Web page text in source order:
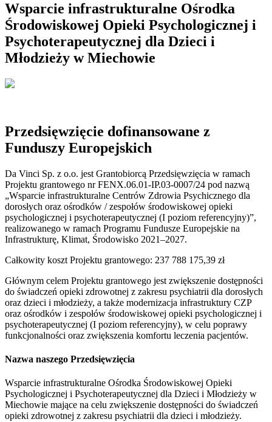
Wsparcie infrastrukturalne Ośrodka
Środowiskowej Opieki Psychologicznej i
Psychoterapeutycznej dla Dzieci i
Młodzieży w Miechowie
Przedsięwzięcie dofinansowane z
Funduszy Europejskich
Da Vinci Sp. z o.o. jest Grantobiorcą Przedsięwzięcia w ramach
Projektu grantowego nr FENX.06.01-IP.03-0007/24 pod nazwą
„Wsparcie infrastrukturalne Centrów Zdrowia Psychicznego dla
dorosłych oraz ośrodków / zespołów środowiskowej opieki
psychologicznej i psychoterapeutycznej (I poziom referencyjny)”,
realizowanego w ramach Programu Fundusze Europejskie na
Infrastrukturę, Klimat, Środowisko 2021–2027.
Całkowity koszt Projektu grantowego: 237 788 175,39 zł
Głównym celem Projektu grantowego jest zwiększenie dostępności
do świadczeń opieki zdrowotnej z zakresu psychiatrii dla dorosłych
oraz dzieci i młodzieży, a także modernizacja infrastruktury CZP
oraz ośrodków i zespołów środowiskowej opieki psychologicznej i
psychoterapeutycznej (I poziom referencyjny), w celu poprawy
funkcjonalności oraz zwiększenia komfortu leczenia pacjentów.
Nazwa naszego Przedsięwzięcia
Wsparcie infrastrukturalne Ośrodka Środowiskowej Opieki
Psychologicznej i Psychoterapeutycznej dla Dzieci i Młodzieży w
Miechowie mające na celu zwiększenie dostępności do świadczeń
opieki zdrowotnej z zakresu psychiatrii dla dzieci i młodzieży.